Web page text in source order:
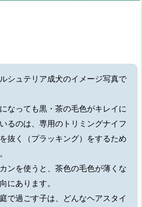
シュテリア成犬のイメージ写真で
なっても黒・茶の毛色がキレイに
るのは、専用のトリミングナイフ
抜く（プラッキング）をするため
ンを使うと、茶色の毛色が薄くな
にあります。
で過ごす子は、どんなヘアスタイ